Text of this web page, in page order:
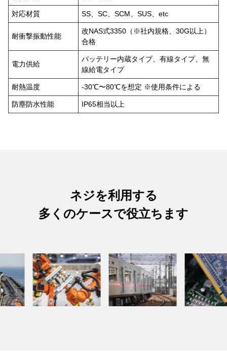
対応材質 SS、SC、SCM、SUS、etc
耐衝撃振動性能
改NAS式3350（※社内規格、30G以上）
合格
電力供給
バッテリー内蔵タイプ、有線タイプ、無
線給電タイプ
耐熱温度 -30℃〜80℃を想定 ※使用条件による
防塵防水性能 IP65相当以上
ネジを利用する
多くのケースで役立ちます